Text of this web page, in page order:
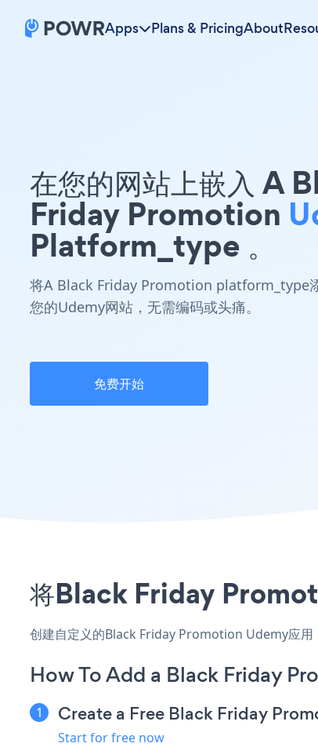
Apps Plans & PricingAbout
在您的网站上嵌入 A
Friday Promotion
Platform_type 。
将A Black Friday Promotion platform_type
您的Udemy网站，无需编码或头痛。
免费开始
将Black Friday
创建自定义的Black Friday Promotion Udemy应用
How To Add a Black Friday
Create a Free Black Friday
Start for free now